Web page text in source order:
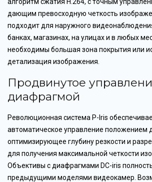
дающим превосходную четкость
подходит для наружного
банках, магазинах, на улицах и в любых
необходимы большая зона покрытия или
детализация изображения.
Продвинутое
диафрагмой
Революционная система P-Iris
автоматическое управление положением
оптимизирующее глубину резкости и
для получения максимальной четкости
Объективы с диафрагмами DC-iris
предыдущими моделями видеокамер.